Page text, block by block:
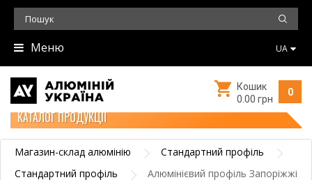
Меню UA
0
Кошик
0.00 грн
КАТАЛОГ ПРОДУКЦІЇ
Магазин-склад алюмінію
Стандартний профіль
Стандартний профіль
Алюмінієвий профіль Запоріжжі